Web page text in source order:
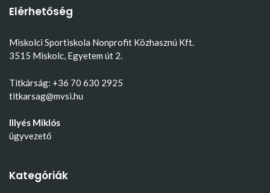
Elérhetőség
Miskolci Sportiskola Nonprofit Közhasznú Kft.
3515 Miskolc, Egyetem út 2.
Titkárság: +36 70 630 2925
titkarsag@mvsi.hu
Illyés Miklós
ügyvezető
Kategóriák